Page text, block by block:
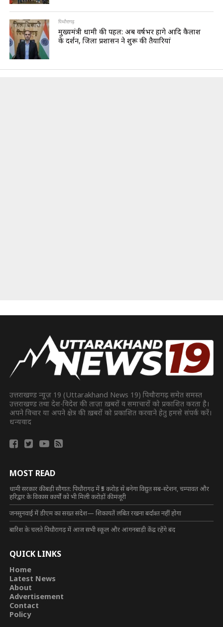
पिथौरागढ़
मुख्यमंत्री धामी की पहल: अब वर्षभर होंगे आदि कैलाश
के दर्शन, जिला प्रशासन ने शुरू की तैयारियां
उत्तराखण्ड न्यूज़ 19 (Uttarakhand News 19) पिथौरागढ़ समेत समस्त
उत्तराखण्ड तथा देश-विदेश की ताज़ा ख़बरों व समाचारों को प्रकाशित करता है।
अपने विचार या अपने क्षेत्र की ख़बरों को प्रकाशित करवाने हेतु हमसे संपर्क करें।
धन्यवाद
MOST READ
धामी सरकार की बड़ी सौगात: पिथौरागढ़ में ₹5 करोड़ से बनेगा विद्युत सब-स्टेशन, चम्पावत और
हरिद्वार के विकास कार्यों को भी मिली करोड़ों की मंजूरी
जनसुनवाई में डीएम का सख्त संदेश— शिकायतें लंबित रखना बर्दाश्त नहीं होगा
बारिश के चलते पिथौरागढ़ में आज सभी स्कूल और आंगनबाड़ी केंद्र रहेंगे बंद
QUICK LINKS
Home
Latest News
About
Advertisement
Contact
Policy